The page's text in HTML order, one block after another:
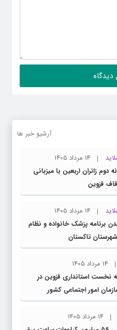
آرشیو خبر ها
14 مرداد 1405
دوم زائران اربعین با میزبانی
قزوین
14 مرداد 1405
برنامه پزشک خانواده و نظام
تاکستان
14 مرداد 1405
نخست استانداری قزوین در
امور اجتماعی کشور
14 مرداد 1405